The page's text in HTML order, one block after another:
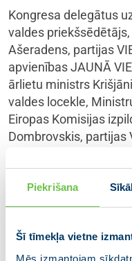
Piekrišana
Šī tīmekļa vietne
Mēs izmantojam
Kongresa delegātus
valdes
Ašeradens, partijas
apvienības JAUNĀ
ārlietu ministrs
valdes locekle,
Eiropas Komisijas
Dombrovskis, partijas
Didže un partijas
Cēsu novada
vietnieks Atis Egliņš-
Ņemot vērā JAUNĀS
prioritātes, kas